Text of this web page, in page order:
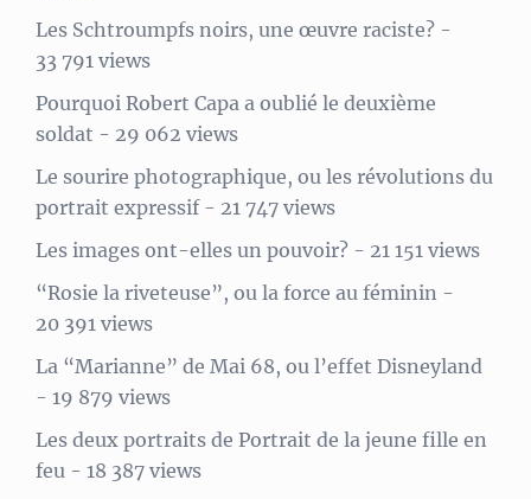
Les Schtroumpfs noirs, une œuvre raciste? -
33 791 views
Pourquoi Robert Capa a oublié le deuxième
soldat - 29 062 views
Le sourire photographique, ou les révolutions du
portrait expressif- 21 747 views
Les images ont-elles un pouvoir? - 21 151 views
“Rosie la riveteuse”, ou la force au féminin -
20 391 views
La “Marianne” de Mai 68, ou l’effet Disneyland
- 19 879 views
Les deux portraits de Portrait de la jeune fille en
feu - 18 387 views